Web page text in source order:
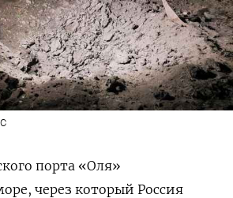
порта «Оля»
через который Россия